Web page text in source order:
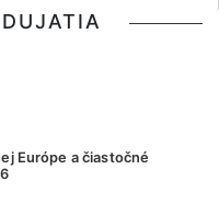
Európe a čiastočné